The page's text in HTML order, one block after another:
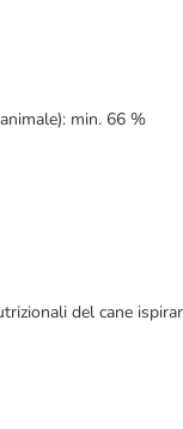
min. 66 %
del cane